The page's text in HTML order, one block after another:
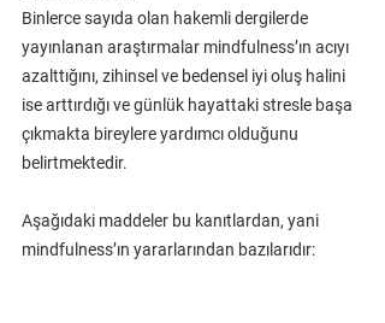
Binlerce sayıda olan hakemli dergilerde
yayınlanan araştırmalar mindfulness’ın acıyı
azalttığını, zihinsel ve bedensel iyi oluş halini
ise arttırdığı ve günlük hayattaki stresle başa
çıkmakta bireylere yardımcı olduğunu
belirtmektedir.
Aşağıdaki maddeler bu kanıtlardan, yani
mindfulness’ın yararlarından bazılarıdır: